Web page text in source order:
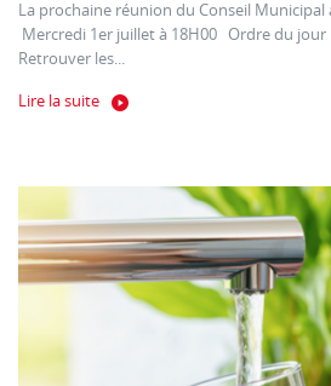
La prochaine réunion du Conseil Municipal
Mercredi 1er juillet à 18H00 Ordre du
Retrouver les...
Lire la suite